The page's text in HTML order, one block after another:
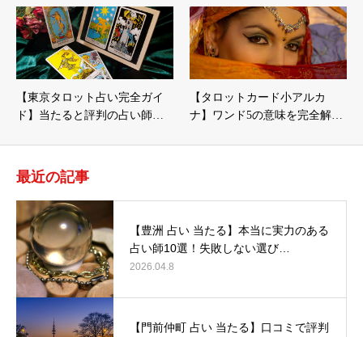
【東京タロット占い完全ガイ
ド】当たると評判の占い師…
【タロットカード小アルカ
ナ】ワンド5の意味を完全解…
最近の記事
【豊洲 占い 当たる】本当に実力のある
占い師10選！失敗しない選び…
2026.04.8
【門前仲町 占い 当たる】口コミで評判